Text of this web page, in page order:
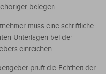
belegen.
muss eine schriftliche
Unterlagen bei der
einreichen.
prüft die Echtheit der